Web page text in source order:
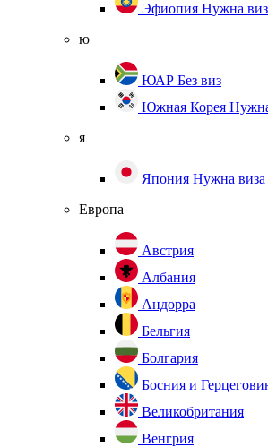
Эфиопия Нужна
ю
ЮАР Без виз
Южная Корея
я
Япония Нужна виза
Европа
Австрия
Албания
Андорра
Бельгия
Болгария
Босния и
Великобритания
Венгрия